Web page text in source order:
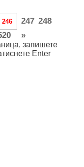
247 248
»
запишете
Enter